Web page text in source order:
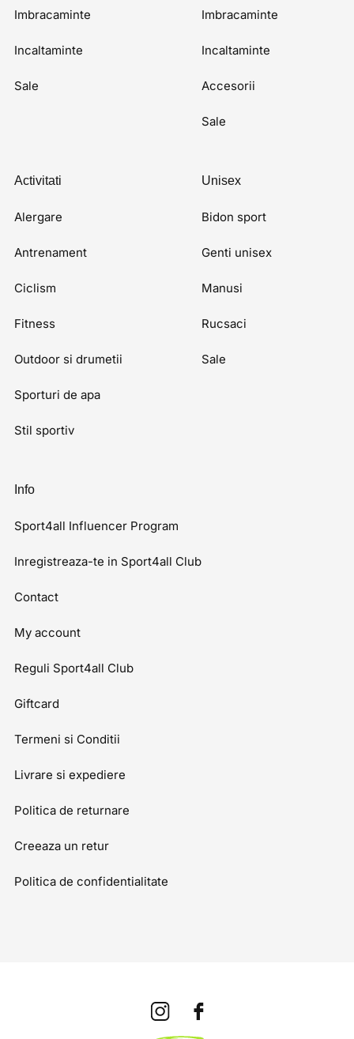
Imbracaminte
Incaltaminte
Sale
Imbracaminte
Incaltaminte
Accesorii
Sale
Activitati
Alergare
Antrenament
Ciclism
Fitness
Outdoor si drumetii
Sporturi de apa
Stil sportiv
Unisex
Bidon sport
Genti unisex
Manusi
Rucsaci
Sale
Info
Sport4all Influencer Program
Inregistreaza-te in Sport4all Club
Contact
My account
Reguli Sport4all Club
Giftcard
Termeni si Conditii
Livrare si expediere
Politica de returnare
Creeaza un retur
Politica de confidentialitate